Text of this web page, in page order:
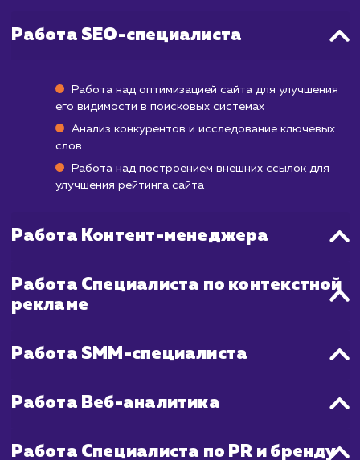
сайта и конкуренции в вашей нише,
комплексного продвижения могут
видимыми уже через несколько недель, но
достижения более заметного
устойчивого роста может потребоваться
анализируем и адаптируем нашу
чтобы гарантировать наиболее
результаты для вашего бизнеса.